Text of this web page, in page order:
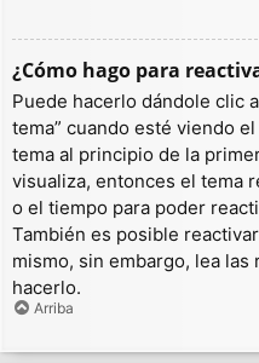
¿Cómo hago para
Puede hacerlo dándole clic
tema” cuando esté viendo
tema al principio de la
visualiza, entonces el tema
o el tiempo para poder
También es posible
mismo, sin embargo, lea
hacerlo.
Arriba